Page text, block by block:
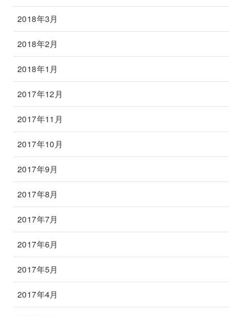
2018年3月
2018年2月
2018年1月
2017年12月
2017年11月
2017年10月
2017年9月
2017年8月
2017年7月
2017年6月
2017年5月
2017年4月